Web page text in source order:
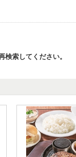
検索してください。